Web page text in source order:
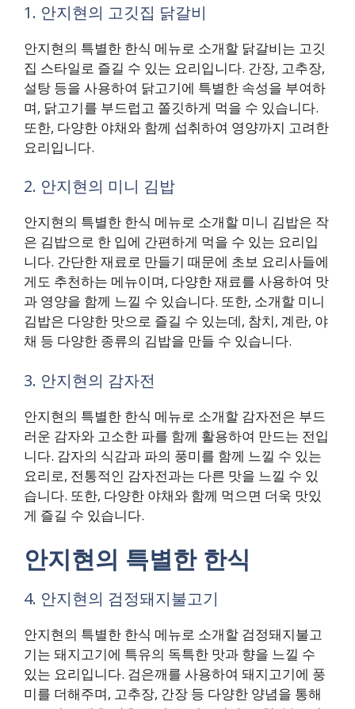
1. 안지현의 고깃집 닭갈비
안지현의 특별한 한식 메뉴로 소개할 닭갈비는 고깃
집 스타일로 즐길 수 있는 요리입니다. 간장, 고추장,
설탕 등을 사용하여 닭고기에 특별한 속성을 부여하
며, 닭고기를 부드럽고 쫄깃하게 먹을 수 있습니다.
또한, 다양한 야채와 함께 섭취하여 영양까지 고려한
요리입니다.
2. 안지현의 미니 김밥
안지현의 특별한 한식 메뉴로 소개할 미니 김밥은 작
은 김밥으로 한 입에 간편하게 먹을 수 있는 요리입
니다. 간단한 재료로 만들기 때문에 초보 요리사들에
게도 추천하는 메뉴이며, 다양한 재료를 사용하여 맛
과 영양을 함께 느낄 수 있습니다. 또한, 소개할 미니
김밥은 다양한 맛으로 즐길 수 있는데, 참치, 계란, 야
채 등 다양한 종류의 김밥을 만들 수 있습니다.
3. 안지현의 감자전
안지현의 특별한 한식 메뉴로 소개할 감자전은 부드
러운 감자와 고소한 파를 함께 활용하여 만드는 전입
니다. 감자의 식감과 파의 풍미를 함께 느낄 수 있는
요리로, 전통적인 감자전과는 다른 맛을 느낄 수 있
습니다. 또한, 다양한 야채와 함께 먹으면 더욱 맛있
게 즐길 수 있습니다.
안지현의 특별한 한식
4. 안지현의 검정돼지불고기
안지현의 특별한 한식 메뉴로 소개할 검정돼지불고
기는 돼지고기에 특유의 독특한 맛과 향을 느낄 수
있는 요리입니다. 검은깨를 사용하여 돼지고기에 풍
미를 더해주며, 고추장, 간장 등 다양한 양념을 통해